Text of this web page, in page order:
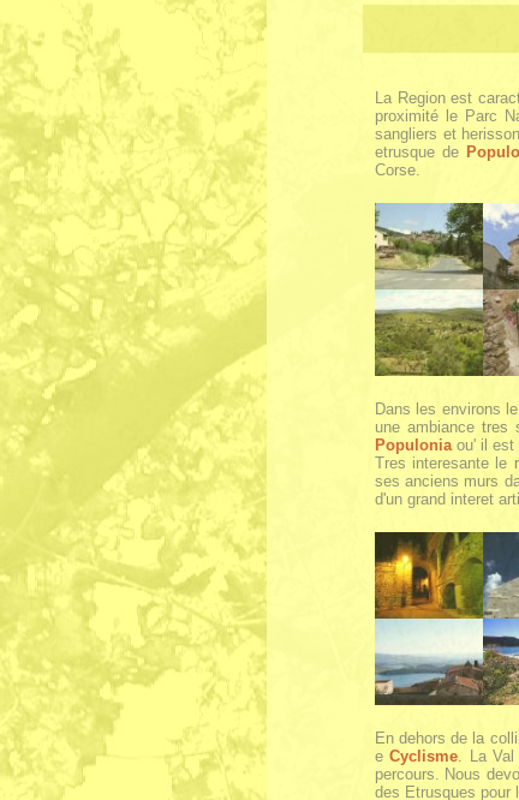
La Region est
proximité le Parc
sangliers et
etrusque de
Corse.
Dans les environs
une ambiance tres
Populonia ou' il est
Tres interesante le
ses anciens murs
d'un grand interet
En dehors de la
eCyclisme . La
percours. Nous
des Etrusques pour